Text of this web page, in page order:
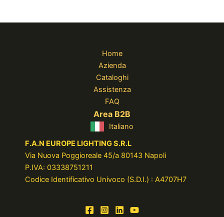
Home
Azienda
Cataloghi
Assistenza
FAQ
Area B2B
Italiano
F.A.N EUROPE LIGHTING S.R.L
Via Nuova Poggioreale 45/a 80143 Napoli
P.IVA: 03338751211
Codice Identificativo Univoco (S.D.I.) : A4707H7